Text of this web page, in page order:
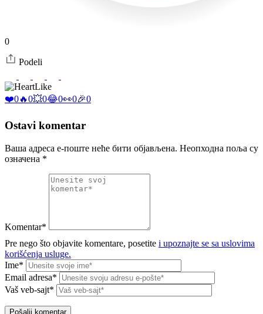
0
Podeli
Like
❤️0🔥0💥0😂0👀0🎉0
Ostavi komentar
Ваша адреса е-поште неће бити објављена. Неопходна поља су
означена *
Komentar*
Pre nego što objavite komentare, posetite i upoznajte se sa uslovima
korišćenja usluge.
Ime*
Email adresa*
Vaš veb-sajt*